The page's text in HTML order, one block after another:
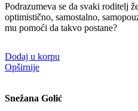
Podrazumeva se da svaki roditelj
optimistično, samostalno,
mu pomoći da takvo postane?
Dodaj u korpu
Opširnije
Snežana Golić